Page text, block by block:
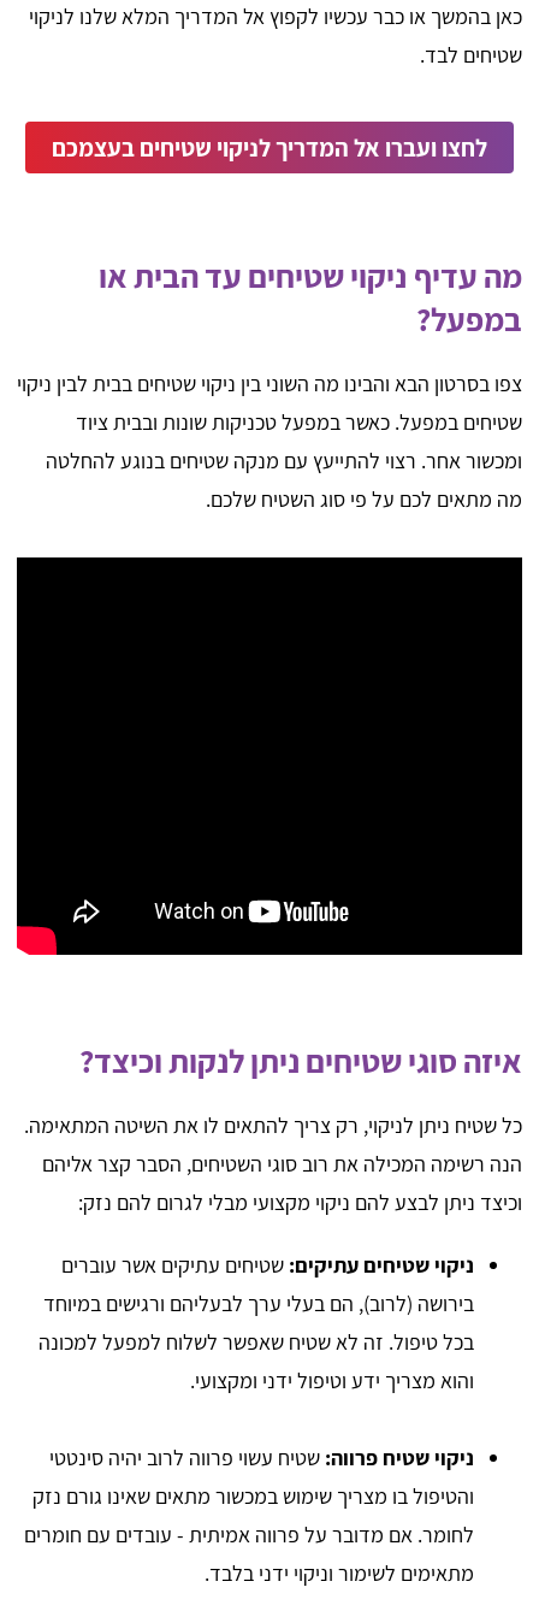
כאן בהמשך או כבר עכשיו לקפוץ אל המדריך המלא שלנו לניקוי
שטיחים לבד.
לחצו ועברו אל המדריך לניקוי שטיחים בעצמכם
מה עדיף ניקוי שטיחים עד הבית או
במפעל?
צפו בסרטון הבא והבינו מה השוני בין ניקוי שטיחים בבית לבין ניקוי
שטיחים במפעל. כאשר במפעל טכניקות שונות ובבית ציוד
ומכשור אחר. רצוי להתייעץ עם מנקה שטיחים בנוגע להחלטה
מה מתאים לכם על פי סוג השטיח שלכם.
איזה סוגי שטיחים ניתן לנקות וכיצד?
כל שטיח ניתן לניקוי, רק צריך להתאים לו את השיטה המתאימה.
הנה רשימה המכילה את רוב סוגי השטיחים, הסבר קצר אליהם
וכיצד ניתן לבצע להם ניקוי מקצועי מבלי לגרום להם נזק:
ניקוי שטיחים עתיקים: שטיחים עתיקים אשר עוברים
בירושה (לרוב), הם בעלי ערך לבעליהם ורגישים במיוחד
בכל טיפול. זה לא שטיח שאפשר לשלוח למפעל למכונה
והוא מצריך ידע וטיפול ידני ומקצועי.
ניקוי שטיח פרווה: שטיח עשוי פרווה לרוב יהיה סינטטי
והטיפול בו מצריך שימוש במכשור מתאים שאינו גורם נזק
לחומר. אם מדובר על פרווה אמיתית - עובדים עם חומרים
מתאימים לשימור וניקוי ידני בלבד.